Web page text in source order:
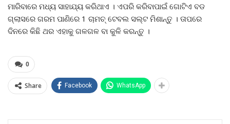
ମାରିବାରେ ମଧ୍ୟ ସାହାଯ୍ୟ କରିଥାଏ । ଏପରି କରିବାପାଇଁ ଗୋଟିଏ ବଡ
ଗ୍ଲାସରେ ଗରମ ପାଣିରେ 1 ଚାମଚ୍ ଟେବଲ ସଲ୍ଟ ମିଶାନ୍ତୁ । ତାପରେ
ଦିନରେ କିଛି ଥର ଏହାକୁ ଗଳଗଳ ବା କୁଳି କରନ୍ତୁ ।
0
Share Facebook WhatsApp